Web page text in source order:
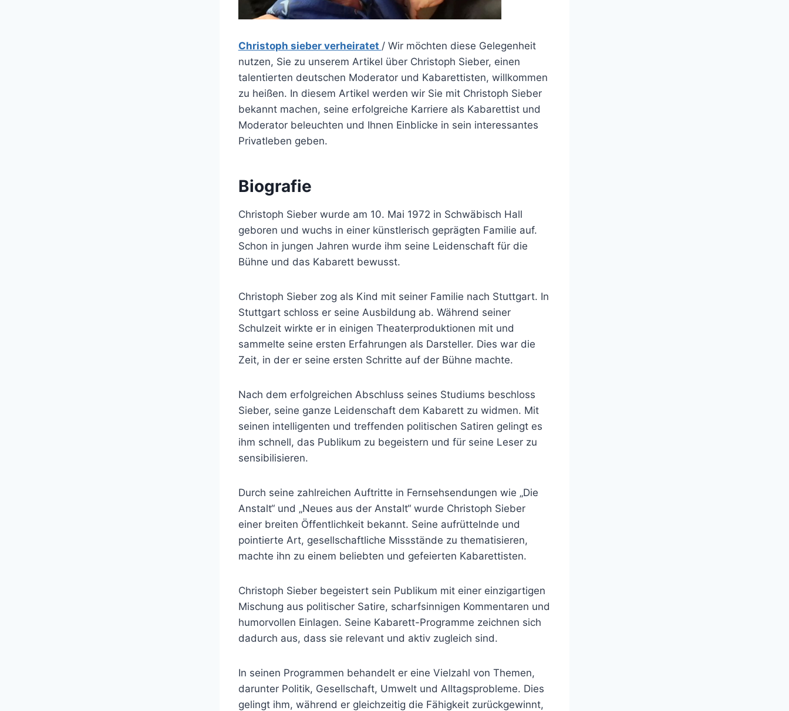
Christoph sieber verheiratet / Wir möchten diese Gelegenheit
nutzen, Sie zu unserem Artikel über Christoph Sieber, einen
talentierten deutschen Moderator und Kabarettisten, willkommen
zu heißen. In diesem Artikel werden wir Sie mit Christoph Sieber
bekannt machen, seine erfolgreiche Karriere als Kabarettist und
Moderator beleuchten und Ihnen Einblicke in sein interessantes
Privatleben geben.
Biografie
Christoph Sieber wurde am 10. Mai 1972 in Schwäbisch Hall
geboren und wuchs in einer künstlerisch geprägten Familie auf.
Schon in jungen Jahren wurde ihm seine Leidenschaft für die
Bühne und das Kabarett bewusst.
Christoph Sieber zog als Kind mit seiner Familie nach Stuttgart. In
Stuttgart schloss er seine Ausbildung ab. Während seiner
Schulzeit wirkte er in einigen Theaterproduktionen mit und
sammelte seine ersten Erfahrungen als Darsteller. Dies war die
Zeit, in der er seine ersten Schritte auf der Bühne machte.
Nach dem erfolgreichen Abschluss seines Studiums beschloss
Sieber, seine ganze Leidenschaft dem Kabarett zu widmen. Mit
seinen intelligenten und treffenden politischen Satiren gelingt es
ihm schnell, das Publikum zu begeistern und für seine Leser zu
sensibilisieren.
Durch seine zahlreichen Auftritte in Fernsehsendungen wie „Die
Anstalt“ und „Neues aus der Anstalt“ wurde Christoph Sieber
einer breiten Öffentlichkeit bekannt. Seine aufrüttelnde und
pointierte Art, gesellschaftliche Missstände zu thematisieren,
machte ihn zu einem beliebten und gefeierten Kabarettisten.
Christoph Sieber begeistert sein Publikum mit einer einzigartigen
Mischung aus politischer Satire, scharfsinnigen Kommentaren und
humorvollen Einlagen. Seine Kabarett-Programme zeichnen sich
dadurch aus, dass sie relevant und aktiv zugleich sind.
In seinen Programmen behandelt er eine Vielzahl von Themen,
darunter Politik, Gesellschaft, Umwelt und Alltagsprobleme. Dies
gelingt ihm, während er gleichzeitig die Fähigkeit zurückgewinnt,